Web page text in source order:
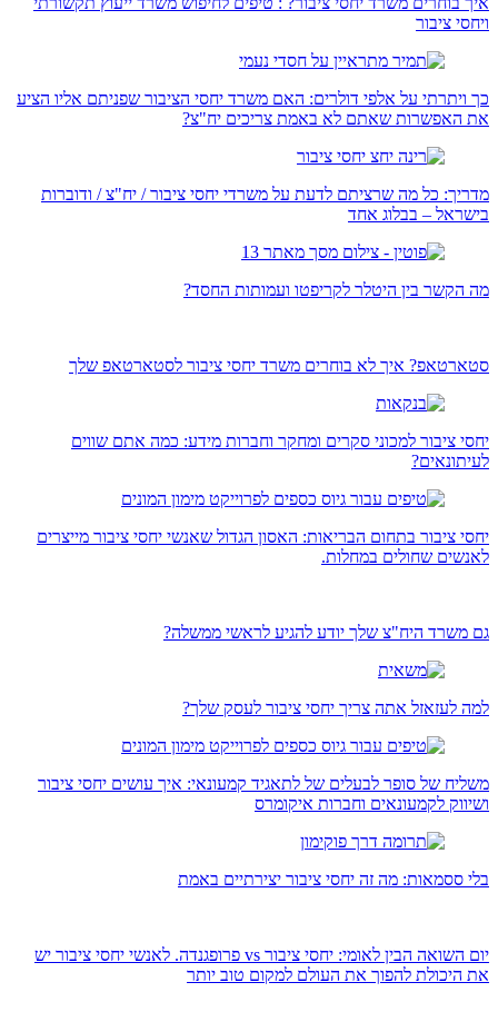
ויחסי ציבור
כך ויתרתי על אלפי דולרים: האם משרד יחסי הציבור שפניתם אליו הציע
את האפשרות שאתם לא באמת צריכים יח"צ?
מדריך: כל מה שרציתם לדעת על משרדי יחסי ציבור / יח"צ / ודוברות
בישראל – בבלוג אחד
מה הקשר בין היטלר לקריפטו ועמותות החסד?
סטארטאפ? איך לא בוחרים משרד יחסי ציבור לסטארטאפ שלך
יחסי ציבור למכוני סקרים ומחקר וחברות מידע: כמה אתם שווים
לעיתונאים?
יחסי ציבור בתחום הבריאות: האסון הגדול שאנשי יחסי ציבור מייצרים
לאנשים שחולים במחלות.
גם משרד היח"צ שלך יודע להגיע לראשי ממשלה?
למה לעזאזל אתה צריך יחסי ציבור לעסק שלך?
משליח של סופר לבעלים של לתאגיד קמעונאי: איך עושים יחסי ציבור
ושיווק לקמעונאים וחברות איקומרס
בלי ססמאות: מה זה יחסי ציבור יצירתיים באמת
יום השואה הבין לאומי: יחסי ציבור vs פרופגנדה. לאנשי יחסי ציבור יש
את היכולת להפוך את העולם למקום טוב יותר